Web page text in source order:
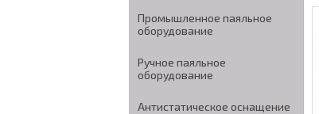
Промышленное паяльное
оборудование
Ручное паяльное
оборудование
Антистатическое оснащение